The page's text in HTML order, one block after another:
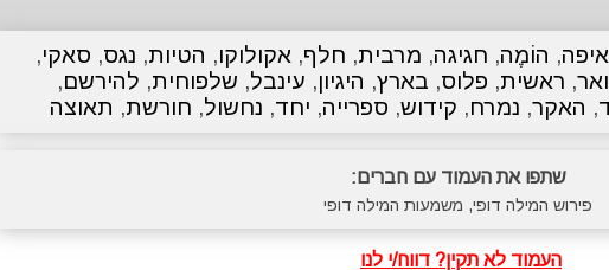
, הוֹמֶה, חגיגה, מרבית, חלף, אקולוקו, הטיות, נגס, סאקי,
, ראשית, פלוס, בארץ, היגיון, עינבל, שלפוחית, להירשם,
, האקר, נמרח, קידוש, ספרייה, יחד, נחשול, חורשת, תאוצה
שתפו את העמוד עם חברים:
פירוש המילה דופי, משמעות המילה דופי
העמוד לא תקין? דווח/י לנו